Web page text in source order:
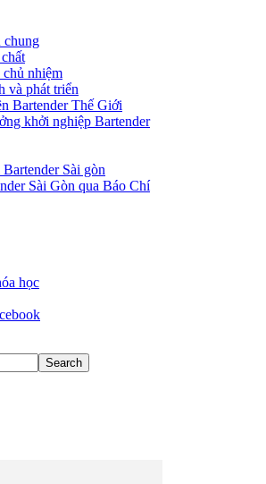
chung
nhiệm
và phát triển
Bartender Thế Giới
khởi nghiệp Bartender
Sài gòn
Sài Gòn qua Báo Chí
học